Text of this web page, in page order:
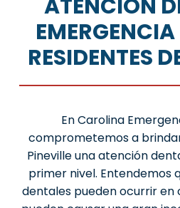
ATENCIÓN
RESIDENTES
En Carolina
comprometemos a
Pineville una atención
primer nivel. Entendemos
dentales pueden ocurrir en